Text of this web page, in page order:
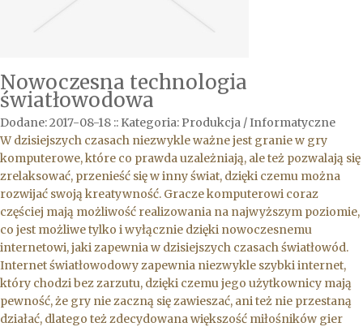
Nowoczesna technologia
światłowodowa
Dodane: 2017-08-18 :: Kategoria: Produkcja / Informatyczne
W dzisiejszych czasach niezwykle ważne jest granie w gry
komputerowe, które co prawda uzależniają, ale też pozwalają się
zrelaksować, przenieść się w inny świat, dzięki czemu można
rozwijać swoją kreatywność. Gracze komputerowi coraz
częściej mają możliwość realizowania na najwyższym poziomie,
co jest możliwe tylko i wyłącznie dzięki nowoczesnemu
internetowi, jaki zapewnia w dzisiejszych czasach światłowód.
Internet światłowodowy zapewnia niezwykle szybki internet,
który chodzi bez zarzutu, dzięki czemu jego użytkownicy mają
pewność, że gry nie zaczną się zawieszać, ani też nie przestaną
działać, dlatego też zdecydowana większość miłośników gier